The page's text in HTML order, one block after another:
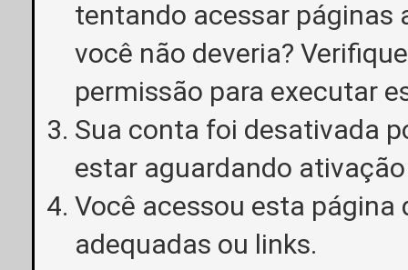
tentando acessar páginas
você não deveria?
permissão para executar
Sua conta foi desativada
estar aguardando
Você acessou esta
adequadas ou links.